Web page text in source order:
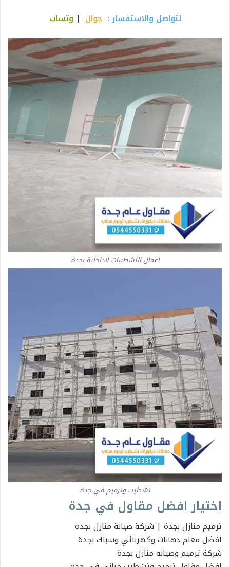
لتواصل والاستفسار : جوال | وتساب
اعمال التشطيبات الداخلية بجدة
تشطيب وترميم في جدة
اختيار افضل مقاول في جدة
ترميم منازل بجدة | شركة صيانة منازل بجدة
افضل معلم دهانات وكهربائي وسباك بجدة
شركة ترميم وصيانه منازل بجدة